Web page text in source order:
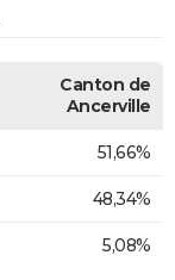
Canton de
Ancerville
51,66%
48,34%
5,08%